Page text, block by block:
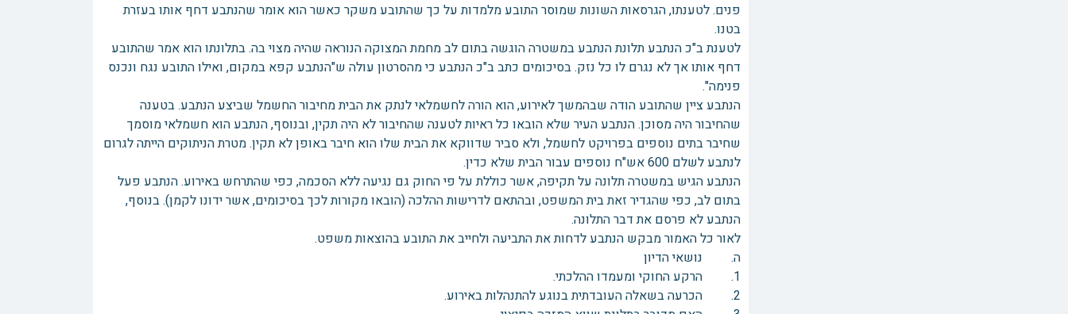
פנים. לטענתו, הגרסאות השונות שמוסר התובע מלמדות על כך שהתובע משקר כאשר הוא אומר שהנתבע דחף אותו בעזרת
בטנו.
לטענת ב"כ הנתבע תלונת הנתבע במשטרה הוגשה בתום לב מחמת המצוקה הנוראה שהיה מצוי בה. בתלונתו הוא אמר שהתובע
דחף אותו אך לא נגרם לו כל נזק. בסיכומים כתב ב"כ הנתבע כי מהסרטון עולה ש"הנתבע קפא במקום, ואילו התובע נגח ונכנס
פנימה".
הנתבע ציין שהתובע הודה שבהמשך לאירוע, הוא הורה לחשמלאי לנתק את הבית מחיבור החשמל שביצע הנתבע. בטענה
שהחיבור היה מסוכן. הנתבע העיר שלא הובאו כל ראיות לטענה שהחיבור לא היה תקין, ובנוסף, הנתבע הוא חשמלאי מוסמך
שחיבר בתים נוספים בפרויקט לחשמל, ולא סביר שדווקא את הבית שלו הוא חיבר באופן לא תקין. מטרת הניתוקים הייתה לגרום
לנתבע לשלם 600 אש"ח נוספים עבור הבית שלא כדין.
הנתבע הגיש במשטרה תלונה על תקיפה, אשר כוללת על פי החוק גם נגיעה ללא הסכמה, כפי שהתרחש באירוע. הנתבע פעל
בתום לב, כפי שהגדיר זאת בית המשפט, ובהתאם לדרישות ההלכה (הובאו מקורות לכך בסיכומים, אשר ידונו לקמן). בנוסף,
הנתבע לא פרסם את דבר התלונה.
לאור כל האמור מבקש הנתבע לדחות את התביעה ולחייב את התובע בהוצאות משפט.
ה. נושאי הדיון
1. הרקע החוקי ומעמדו ההלכתי.
2. הכרעה בשאלה העובדתית בנוגע להתנהלות באירוע.